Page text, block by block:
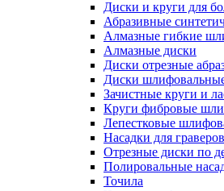
Диски и круги для
Абразивные
Алмазные гибкие
Алмазные диски
Диски отрезные
Диски
Зачистные круги и
Круги фибровые
Лепестковые
Насадки для граверов
Отрезные диски по
Полировальные
Точила